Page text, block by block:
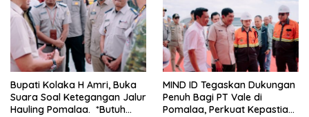
Wundulako
Bupati Kolaka H Amri, Buka
Suara Soal Ketegangan Jalur
Hauling Pomalaa. *Butuh
MIND ID Tegaskan Dukungan
Penuh Bagi PT Vale di
Pomalaa, Perkuat Kepastian